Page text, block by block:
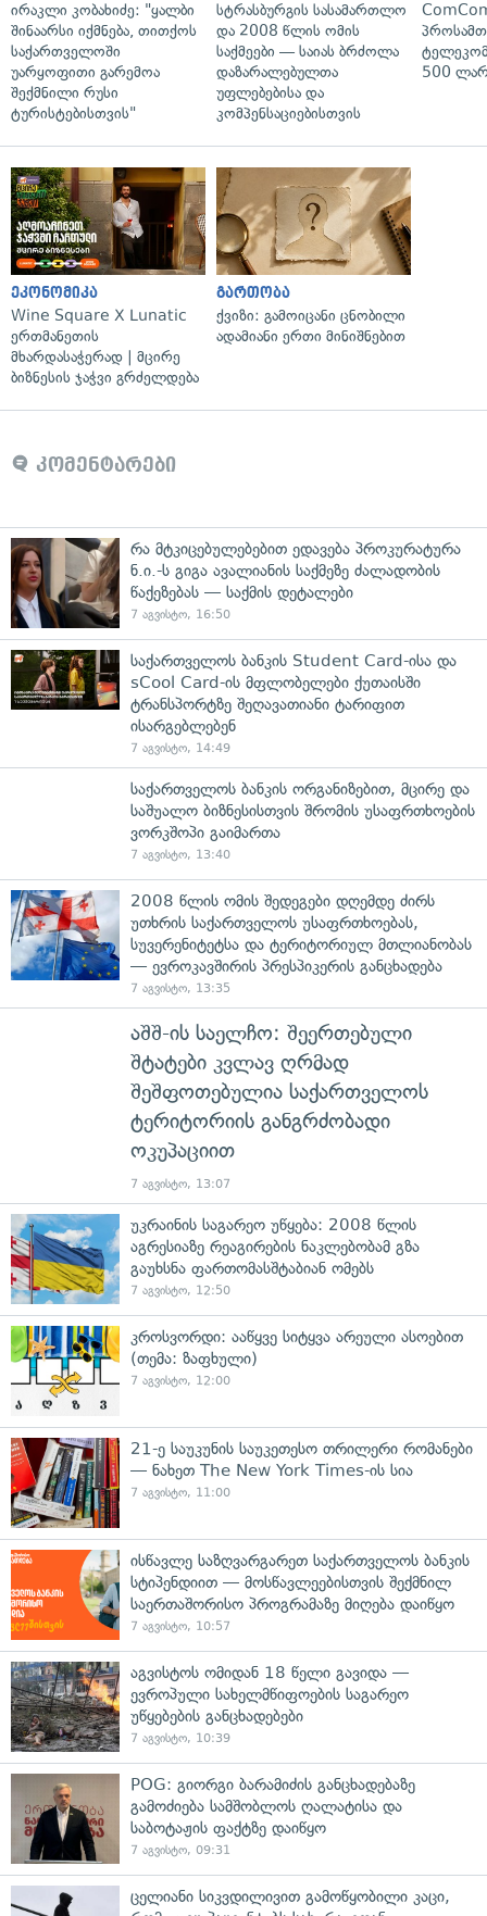
ირაკლი კობახიძე: "ყალბი
შინაარსი იქმნება, თითქოს
საქართველოში
უარყოფითი გარემოა
შექმნილი რუსი
ტურისტებისთვის"
სტრასბურგის სასამართლო
და 2008 წლის ომის
საქმეები — საიას ბრძოლა
დაზარალებულთა
უფლებებისა და
კომპენსაციებისთვის
500
ეკონომიკა
Wine Square X Lunatic
ერთმანეთის
მხარდასაჭერად | მცირე
ბიზნესის ჯაჭვი გრძელდება
გართობა
ქვიზი: გამოიცანი ცნობილი
ადამიანი ერთი მინიშნებით
კომენტარები
რა მტკიცებულებებით ედავება პროკურატურა
ნ.ი.-ს გიგა ავალიანის საქმეზე ძალადობის
წაქეზებას — საქმის დეტალები
7 აგვისტო, 16:50
საქართველოს ბანკის Student Card-ისა და
sCool Card-ის მფლობელები ქუთაისში
ტრანსპორტზე შეღავათიანი ტარიფით
ისარგებლებენ
7 აგვისტო, 14:49
საქართველოს ბანკის ორგანიზებით, მცირე და
საშუალო ბიზნესისთვის შრომის უსაფრთხოების
ვორკშოპი გაიმართა
7 აგვისტო, 13:40
2008 წლის ომის შედეგები დღემდე ძირს
უთხრის საქართველოს უსაფრთხოებას,
სუვერენიტეტსა და ტერიტორიულ მთლიანობას
— ევროკავშირის პრესპიკერის განცხადება
7 აგვისტო, 13:35
აშშ-ის საელჩო: შეერთებული
შტატები კვლავ ღრმად
შეშფოთებულია საქართველოს
ტერიტორიის განგრძობადი
ოკუპაციით
7 აგვისტო, 13:07
უკრაინის საგარეო უწყება: 2008 წლის
აგრესიაზე რეაგირების ნაკლებობამ გზა
გაუხსნა ფართომასშტაბიან ომებს
7 აგვისტო, 12:50
კროსვორდი: ააწყვე სიტყვა არეული ასოებით
(თემა: ზაფხული)
7 აგვისტო, 12:00
21-ე საუკუნის საუკეთესო თრილერი რომანები
— ნახეთ The New York Times-ის სია
7 აგვისტო, 11:00
ისწავლე საზღვარგარეთ საქართველოს ბანკის
სტიპენდიით — მოსწავლეებისთვის შექმნილ
საერთაშორისო პროგრამაზე მიღება დაიწყო
7 აგვისტო, 10:57
აგვისტოს ომიდან 18 წელი გავიდა —
ევროპული სახელმწიფოების საგარეო
უწყებების განცხადებები
7 აგვისტო, 10:39
POG: გიორგი ბარამიძის განცხადებაზე
გამოძიება სამშობლოს ღალატისა და
საბოტაჟის ფაქტზე დაიწყო
7 აგვისტო, 09:31
ცელიანი სიკვდილივით გამოწყობილი კაცი,